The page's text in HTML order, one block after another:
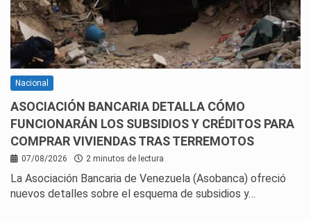
Nacional
ASOCIACIÓN BANCARIA DETALLA CÓMO
FUNCIONARÁN LOS SUBSIDIOS Y CRÉDITOS PARA
COMPRAR VIVIENDAS TRAS TERREMOTOS
07/08/2026 2 minutos de lectura
La Asociación Bancaria de Venezuela (Asobanca) ofreció
nuevos detalles sobre el esquema de subsidios y…